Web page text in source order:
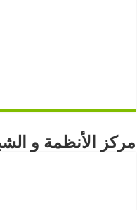
مركز الأنظمة و